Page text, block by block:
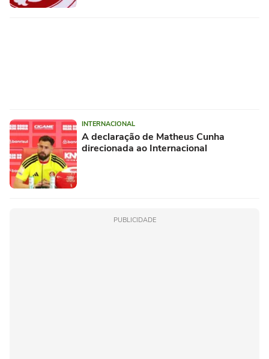
INTERNACIONAL
A declaração de Matheus Cunha
direcionada ao Internacional
PUBLICIDADE